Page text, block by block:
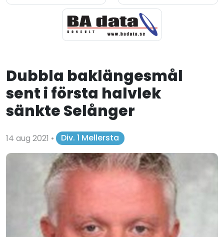
Dubbla baklängesmål
sent i första halvlek
sänkte Selånger
14 aug 2021 • Div. 1 Mellersta